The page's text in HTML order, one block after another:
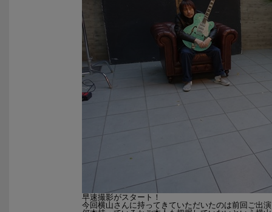
早速撮影がスタート！
今回横山さんに持ってきていただいたのは前回ご出